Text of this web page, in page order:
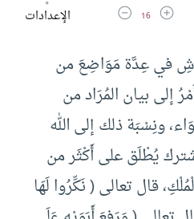
زيادة حجم الخط
16 تقليل حجم الخطالإعدادات
في عِدَّة مَوَاضِعَ من
إلى بيان المُرَاد من
ونِسْبَة ذلك إلى الله
يُطْلَق على أَكْثَر من
قال تعالى ( نَكِّرُوا لَهَا